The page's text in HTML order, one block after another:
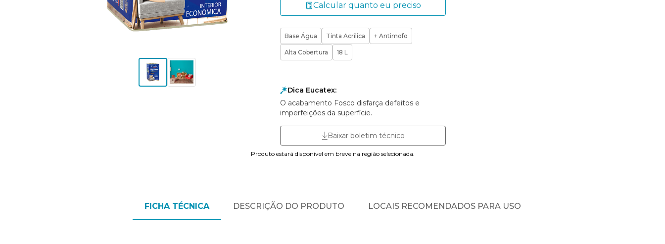
Calcular quanto eu preciso
Base Água Tinta Acrílica + Antimofo
Alta Cobertura 18 L
Dica Eucatex:
O acabamento Fosco disfarça defeitos e
imperfeições da superfície.
Baixar boletim técnico
Produto estará disponível em breve na região selecionada.
FICHA TÉCNICA DESCRIÇÃO DO PRODUTO LOCAIS RECOMENDADOS PARA USO